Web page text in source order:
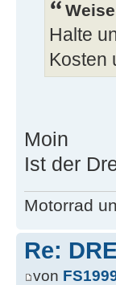
Halte
Kosten
Moin
Ist der
Motorrad
Re:
von